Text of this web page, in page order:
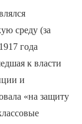
среду (за
года
к власти
и
«на защиту